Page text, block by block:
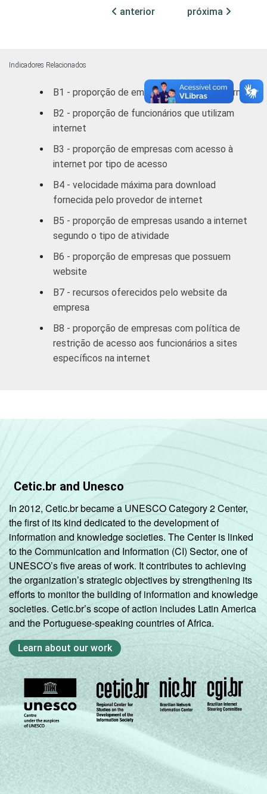
Comércio;
pessoais
e domésticos
e
Comunicações
Atividades
aluguéis e
serviços
prestados às
Outros 2 56
1Base: 2.110 empresas com acesso à
internet, com 10 ou mais funcionários, que
constituem os seguintes segmentos da
Associativas).
aproximadospara cada variável este
indicador.
Fonte: NIC.br - out/nov 2007
anterior próxima
Indicadores Relacionados
B1 - proporção de empresas que usam internet
B2 - proporção de funcionários que utilizam
internet
B3 - proporção de empresas com acesso à
internet por tipo de acesso
B4 - velocidade máxima para download
fornecida pelo provedor de internet
B5 - proporção de empresas usando a internet
segundo o tipo de atividade
B6 - proporção de empresas que possuem
website
B7 - recursos oferecidos pelo website da
empresa
B8 - proporção de empresas com política de
restrição de acesso aos funcionários a sites
específicos na internet
Cetic.br and Unesco
In 2012, Cetic.br became a UNESCO Category 2 Center,
the first of its kind dedicated to the development of
information and knowledge societies. The Center is linked
to the Communication and Information (CI) Sector, one of
UNESCO’s five areas of work. It contributes to achieving
the organization’s strategic objectives by strengthening its
efforts to monitor the building of information and knowledge
societies. Cetic.br’s scope of action includes Latin America
and the Portuguese-speaking countries of Africa.
Learn about our work